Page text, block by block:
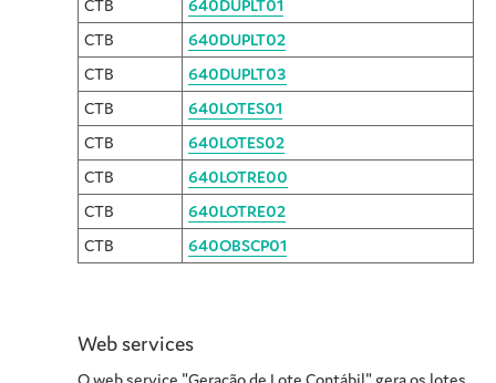
CTB
640DUPLT01
CTB
640DUPLT02
CTB
640DUPLT03
CTB
640LOTES01
CTB
640LOTES02
CTB
640LOTRE00
CTB
640LOTRE02
CTB
640OBSCP01
Web services